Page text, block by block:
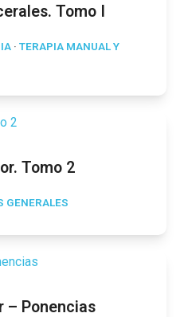
Tomo I
·TERAPIA MANUAL Y
Tomo 2
GENERALES
– Ponencias